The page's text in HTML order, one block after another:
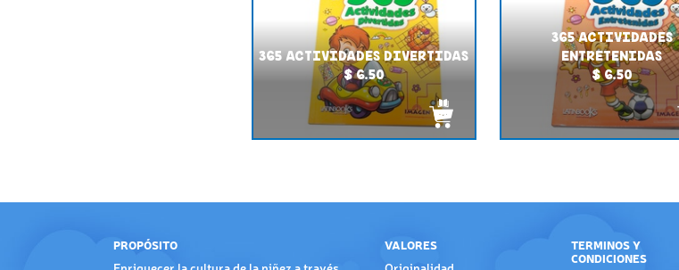
365 ACTIVIDADES DIVERTIDAS
$ 6.50
365 ACTIVIDADES
ENTRETENIDAS
$ 6.50
PROPÓSITO VALORES
TERMINOS Y
CONDICIONES